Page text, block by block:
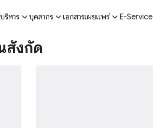
ริหาร บุคลากร เอกสารเผยแพร่ E-Service
สังกัด